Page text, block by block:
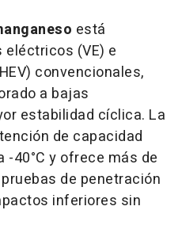
está
(VE) e
convencionales,
a bajas
estabilidad cíclica. La
de capacidad
-40°C y ofrece más de
de penetración
inferiores sin